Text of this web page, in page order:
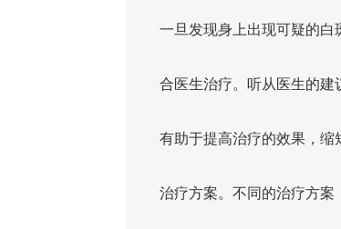
一旦发现身上出现可疑的
合医生治疗。听从医生的
有助于提高治疗的效果，缩
治疗方案。不同的治疗方